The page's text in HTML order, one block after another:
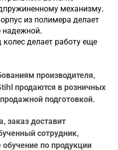
механизму.
из полимера делает
надежной.
делает работу еще
производителя,
продаются в розничных
подготовкой.
заказ доставит
сотрудник,
по продукции